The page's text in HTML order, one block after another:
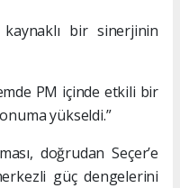
bir sinerjinin
PM içinde etkili bir
yükseldi.”
doğrudan Seçer’e
güç dengelerini